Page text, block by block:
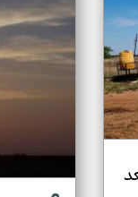
بعد